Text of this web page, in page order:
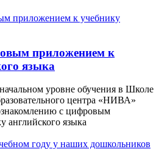
приложением к
языка
уровне обучения в Школе
центра «НИВА»
с цифровым
английского языка